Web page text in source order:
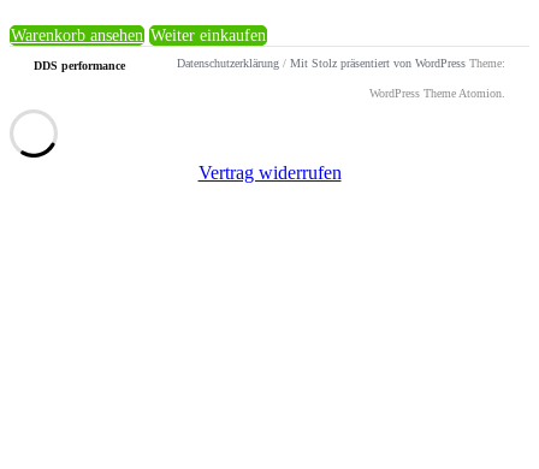
Warenkorb ansehen Weiter einkaufen
DDS performance Datenschutzerklärung / Mit Stolz präsentiert von WordPress Theme:
WordPress Theme Atomion.
Vertrag widerrufen